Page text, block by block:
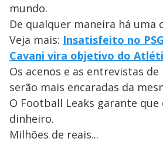
mundo.
De qualquer maneira há uma
Veja mais: Insatisfeito no
Cavani vira objetivo do
Os acenos e as entrevistas
serão mais encaradas da
O Football Leaks garante que
dinheiro.
Milhões de reais...